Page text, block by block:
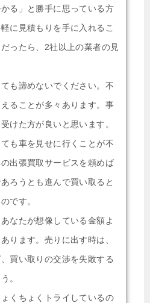
る」と勝手に思っている方
に見積もりを手に入れるこ
ったら、2社以上の業者の見
も諦めないでください。不
ることが多々あります。事
けた方が良いと思います。
も車を見せに行くことが不
出張買取サービスを頼めば
ろうとも進んで買い取ると
です。
なたが想像している金額よ
ります。売りに出す時は、
買い取りの交渉を失敗する
。
くちょくトライしているの